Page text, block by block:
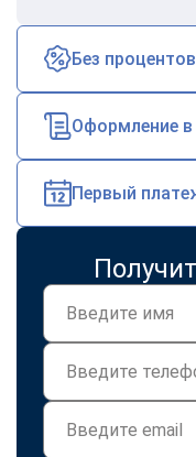
Без
Оформление
Первый